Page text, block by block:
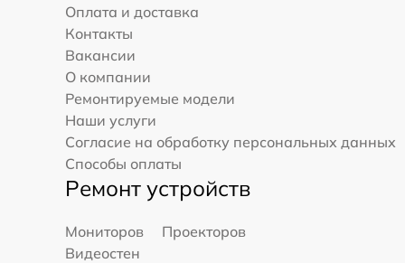
Оплата и доставка
Контакты
Вакансии
О компании
Ремонтируемые модели
Наши услуги
Согласие на обработку персональных данных
Способы оплаты
Ремонт устройств
Мониторов
Проекторов
Видеостен